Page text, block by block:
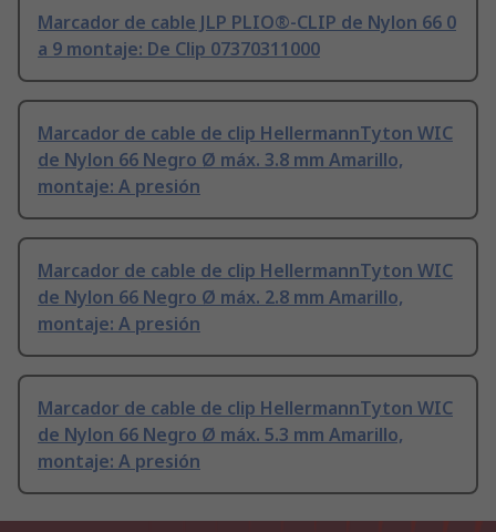
Marcador de cable JLP PLIO®-CLIP de Nylon 66 0
a 9 montaje: De Clip 07370311000
Marcador de cable de clip HellermannTyton WIC
de Nylon 66 Negro Ø máx. 3.8 mm Amarillo,
montaje: A presión
Marcador de cable de clip HellermannTyton WIC
de Nylon 66 Negro Ø máx. 2.8 mm Amarillo,
montaje: A presión
Marcador de cable de clip HellermannTyton WIC
de Nylon 66 Negro Ø máx. 5.3 mm Amarillo,
montaje: A presión